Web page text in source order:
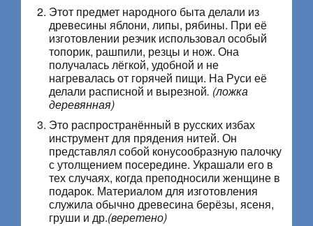
Этот предмет народного быта делали из
древесины яблони, липы, рябины. При её
изготовлении резчик использовал особый
топорик, рашпили, резцы и нож. Она
получалась лёгкой, удобной и не
нагревалась от горячей пищи. На Руси её
делали расписной и вырезной. (ложка
деревянная)
Это распространённый в русских избах
инструмент для прядения нитей. Он
представлял собой конусообразную палочку
с утолщением посередине. Украшали его в
тех случаях, когда преподносили женщине в
подарок. Материалом для изготовления
служила обычно древесина берёзы, ясеня,
груши и др.(веретено)